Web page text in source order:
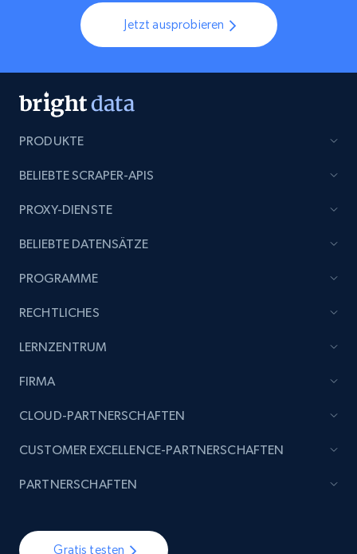
Jetzt ausprobieren
PRODUKTE
BELIEBTE SCRAPER-APIS
PROXY-DIENSTE
BELIEBTE DATENSÄTZE
PROGRAMME
RECHTLICHES
LERNZENTRUM
FIRMA
Gratis testen
CLOUD-PARTNERSCHAFTEN
CUSTOMER EXCELLENCE-PARTNERSCHAFTEN
PARTNERSCHAFTEN